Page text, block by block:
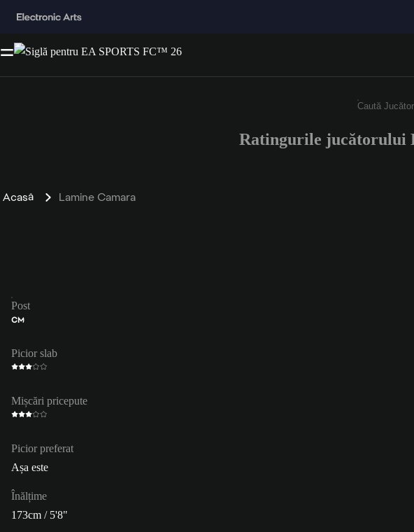
Enter a
Ratingurile jucătorului
Acasă Lamine Camara
Post
CM
Picior slab
Mișcări pricepute
Picior preferat
Așa este
Înălțime
173cm / 5'8"